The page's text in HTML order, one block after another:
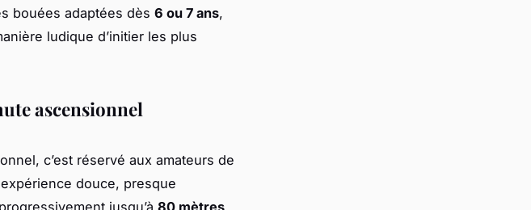
bouées adaptées dès 6 ou 7 ans,
ludique d’initier les plus
ascensionnel
c’est réservé aux amateurs de
douce, presque